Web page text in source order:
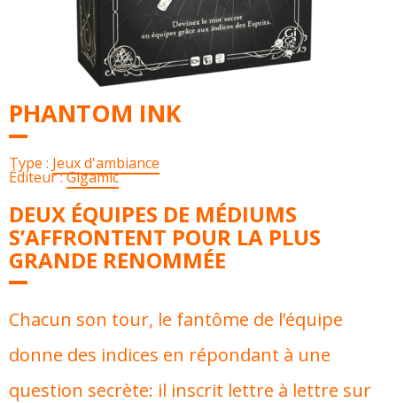
PHANTOM INK
Type : Jeux d'ambiance
Éditeur :Gigamic
DEUX ÉQUIPES DE MÉDIUMS
S’AFFRONTENT POUR LA PLUS
GRANDE RENOMMÉE
Chacun son tour, le fantôme de l’équipe
donne des indices en répondant à une
question secrète: il inscrit lettre à lettre sur